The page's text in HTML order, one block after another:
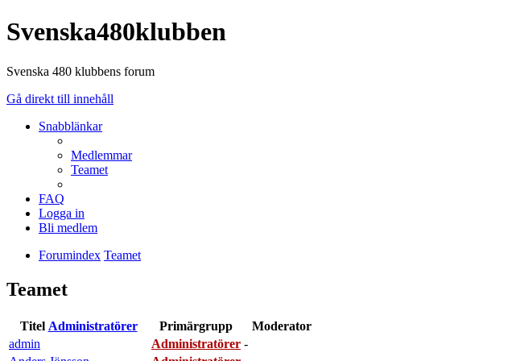
Svenska480klubben
Svenska 480 klubbens forum
Gå direkt till innehåll
Snabblänkar
Medlemmar
Teamet
FAQ
Logga in
Bli medlem
Forumindex Teamet
Teamet
Titel Administratörer Primärgrupp
Moderator
admin
Administratörer -